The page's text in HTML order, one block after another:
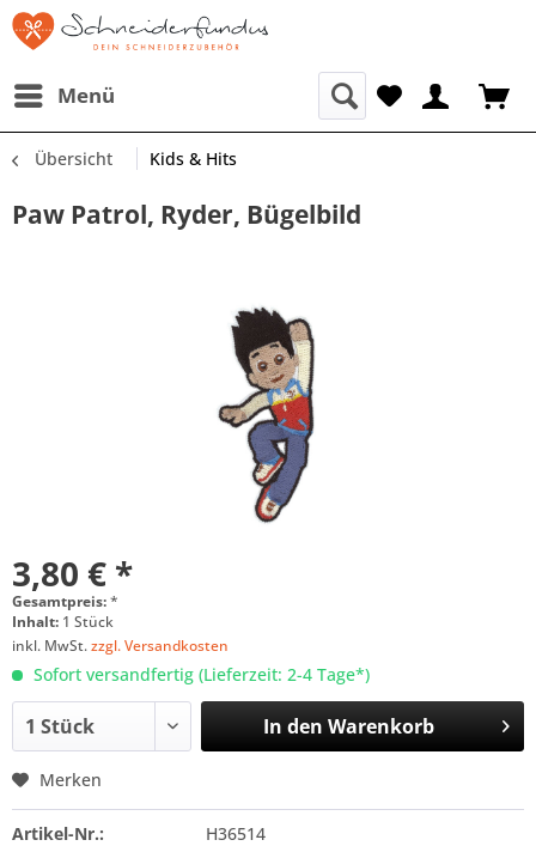
Menü
Übersicht Kids & Hits
Paw Patrol, Ryder, Bügelbild
3,80 € *
Gesamtpreis:*
Inhalt: 1 Stück
inkl. MwSt.zzgl. Versandkosten
Sofort versandfertig (Lieferzeit: 2-4 Tage*)
In den Warenkorb
Merken
Artikel-Nr.:
H36514